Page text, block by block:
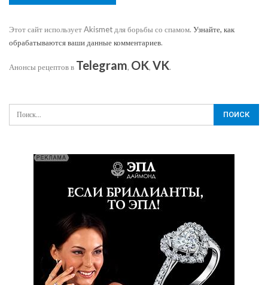
Этот сайт использует Akismet для борьбы со спамом. Узнайте, как
обрабатываются ваши данные комментариев.
Анонсы рецептов в Telegram, OK, VK.